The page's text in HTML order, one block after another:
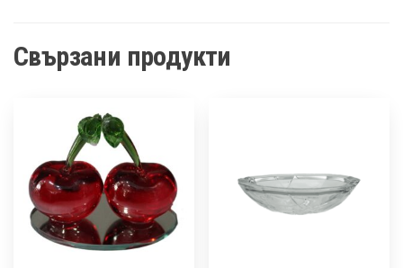
Свързани продукти